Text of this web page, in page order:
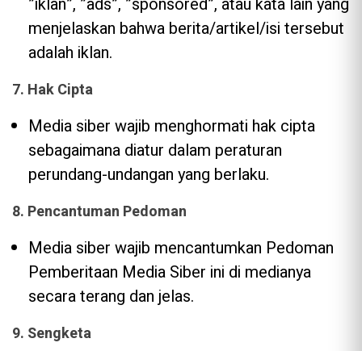
menjelaskan bahwa berita/artikel/isi tersebut
adalah iklan.
7. Hak Cipta
Media siber wajib menghormati hak cipta
sebagaimana diatur dalam peraturan
perundang-undangan yang berlaku.
8. Pencantuman Pedoman
Media siber wajib mencantumkan Pedoman
Pemberitaan Media Siber ini di medianya
secara terang dan jelas.
9. Sengketa